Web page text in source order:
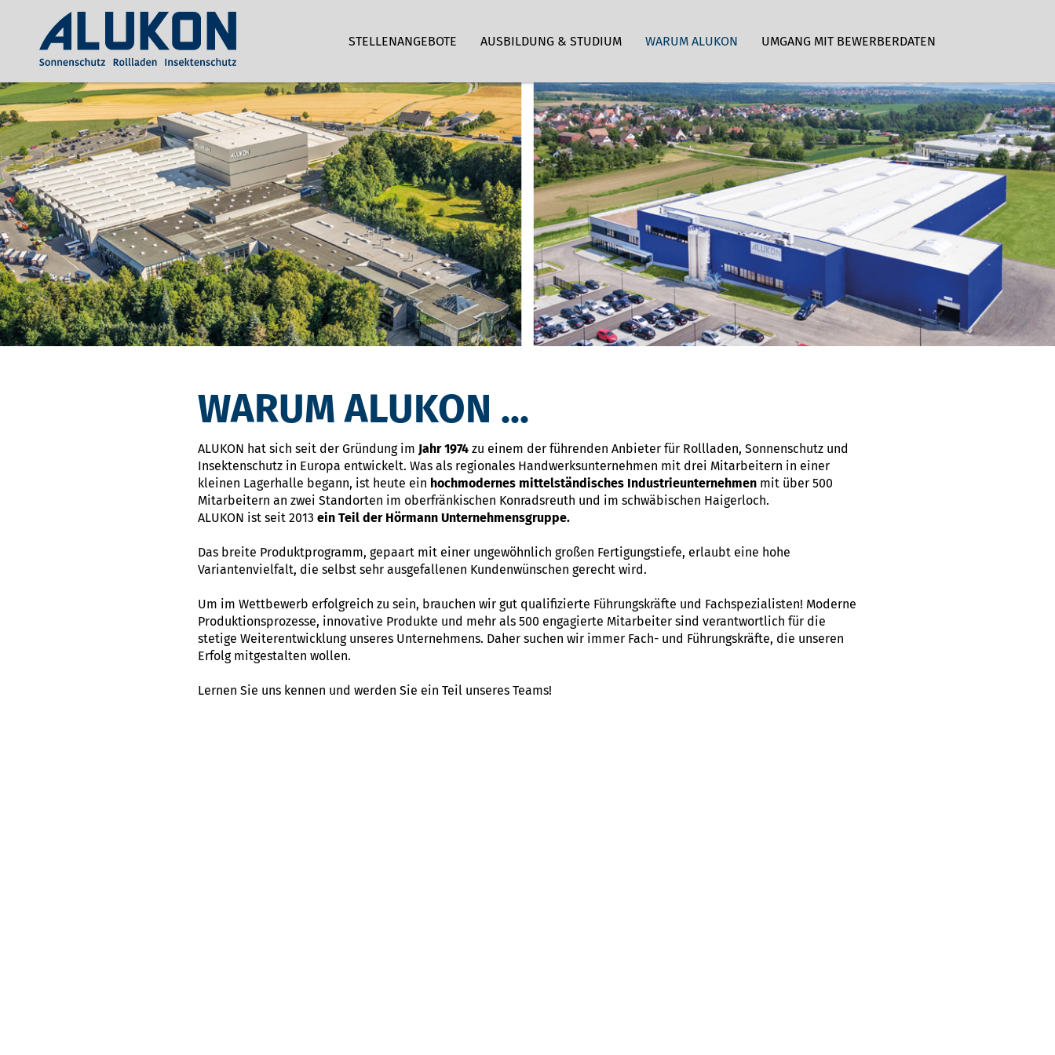
STELLENANGEBOTE AUSBILDUNG & STUDIUM WARUM ALUKON UMGANG MIT BEWERBERDATEN
WARUM ALUKON ...
ALUKON hat sich seit der Gründung im Jahr 1974 zu einem der führenden Anbieter für Rollladen, Sonnenschutz und
Insektenschutz in Europa entwickelt. Was als regionales Handwerksunternehmen mit drei Mitarbeitern in einer
kleinen Lagerhalle begann, ist heute ein hochmodernes mittelständisches Industrieunternehmen mit über 500
Mitarbeitern an zwei Standorten im oberfränkischen Konradsreuth und im schwäbischen Haigerloch.
ALUKON ist seit 2013 ein Teil der Hörmann Unternehmensgruppe.
Das breite Produktprogramm, gepaart mit einer ungewöhnlich großen Fertigungstiefe, erlaubt eine hohe
Variantenvielfalt, die selbst sehr ausgefallenen Kundenwünschen gerecht wird.
Um im Wettbewerb erfolgreich zu sein, brauchen wir gut qualifizierte Führungskräfte und Fachspezialisten! Moderne
Produktionsprozesse, innovative Produkte und mehr als 500 engagierte Mitarbeiter sind verantwortlich für die
stetige Weiterentwicklung unseres Unternehmens. Daher suchen wir immer Fach- und Führungskräfte, die unseren
Erfolg mitgestalten wollen.
Lernen Sie uns kennen und werden Sie ein Teil unseres Teams!